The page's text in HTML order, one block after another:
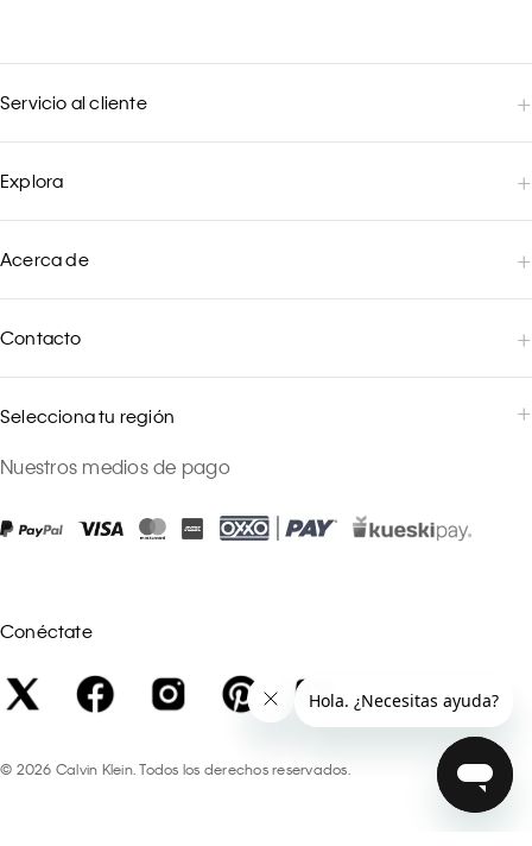
Servicio al cliente
Explora
Acerca de
Contacto
Selecciona tu región
Nuestros medios de pago
Conéctate
© 2026 Calvin Klein. Todos los derechos reservados.